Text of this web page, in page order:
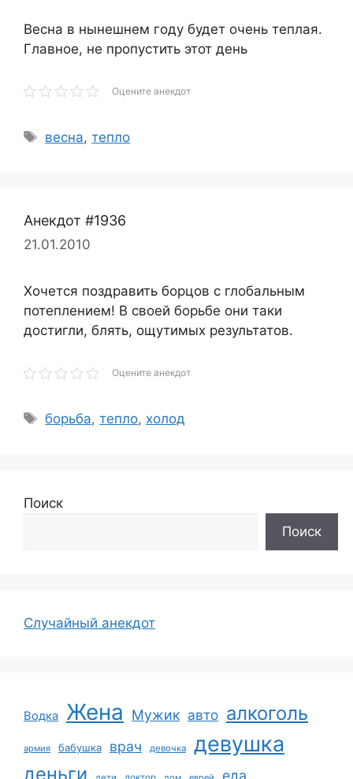
Весна в нынешнем году будет очень теплая.
Главное, не пропустить этот день
Оцените анекдот
Метки
весна,тепло
Анекдот #1936
21.01.2010
Хочется поздравить борцов с глобальным
потеплением! В своей борьбе они таки
достигли, блять, ощутимых результатов.
Оцените анекдот
Метки
борьба,тепло, холод
Поиск
Поиск
Случайный анекдот
Водка Жена Мужик авто алкоголь
армия бабушка врач девочка девушка
деньги еда